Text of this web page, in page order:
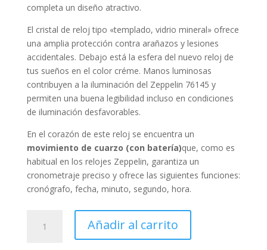
completa un diseño atractivo.
El cristal de reloj tipo «templado, vidrio mineral» ofrece
una amplia protección contra arañazos y lesiones
accidentales. Debajo está la esfera del nuevo reloj de
tus sueños en el color créme. Manos luminosas
contribuyen a la iluminación del Zeppelin 76145 y
permiten una buena legibilidad incluso en condiciones
de iluminación desfavorables.
En el corazón de este reloj se encuentra un
movimiento de cuarzo (con batería)que, como es
habitual en los relojes Zeppelin, garantiza un
cronometraje preciso y ofrece las siguientes funciones:
cronógrafo, fecha, minuto, segundo, hora.
Añadir al carrito